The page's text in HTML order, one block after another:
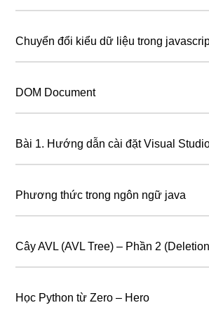
Chuyển đổi kiểu dữ liệu trong
DOM Document
Bài 1. Hướng dẫn cài đặt Visual
Phương thức trong ngôn ngữ java
Cây AVL (AVL Tree) – Phần 2
Học Python từ Zero – Hero